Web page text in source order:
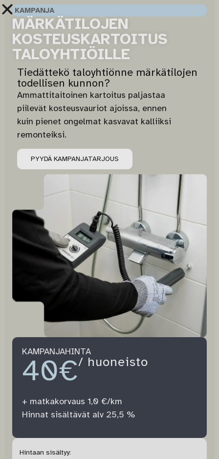
KAMPANJA
MÄRKÄTILOJEN
KOSTEUSKARTOITUS
TALOYHTIÖILLE
Tiedättekö taloyhtiönne märkätilojen
todellisen kunnon?
Ammattitaitoinen kartoitus paljastaa
piilevät kosteusvauriot ajoissa, ennen
kuin pienet ongelmat kasvavat kalliiksi
remonteiksi.
PYYDÄ KAMPANJATARJOUS
KAMPANJAHINTA
40€/ huoneisto
+ matkakorvaus 1,0 €/km
Hinnat sisältävät alv 25,5 %
Hintaan sisältyy: